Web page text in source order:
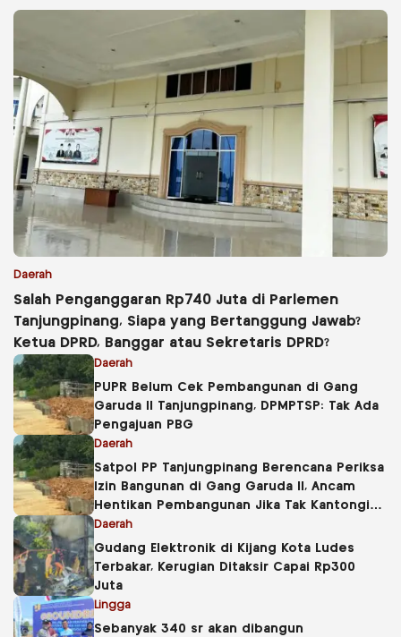
Daerah
Salah Penganggaran Rp740 Juta di Parlemen
Tanjungpinang, Siapa yang Bertanggung Jawab?
Ketua DPRD, Banggar atau Sekretaris DPRD?
Daerah
PUPR Belum Cek Pembangunan di Gang
Garuda II Tanjungpinang, DPMPTSP: Tak Ada
Pengajuan PBG
Daerah
Satpol PP Tanjungpinang Berencana Periksa
Izin Bangunan di Gang Garuda II, Ancam
Hentikan Pembangunan Jika Tak Kantongi
PBG
Daerah
Gudang Elektronik di Kijang Kota Ludes
Terbakar, Kerugian Ditaksir Capai Rp300
Juta
Lingga
Sebanyak 340 sr akan dibangun